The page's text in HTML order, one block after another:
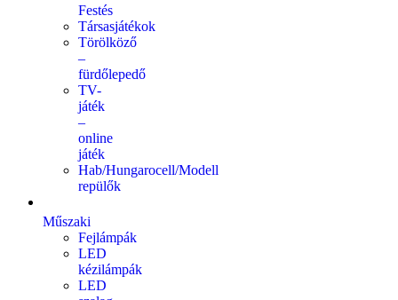
Festés
Társasjátékok
Törölköző
–
fürdőlepedő
TV-
játék
–
online
játék
Hab/Hungarocell/Modell
repülők
Műszaki
Fejlámpák
LED
kézilámpák
LED